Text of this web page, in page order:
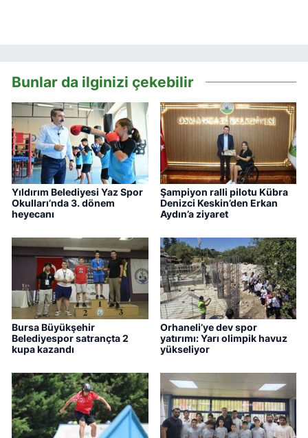
Bunlar da ilginizi çekebilir
Yıldırım Belediyesi Yaz Spor
Okulları’nda 3. dönem
heyecanı
Şampiyon ralli pilotu Kübra
Denizci Keskin’den Erkan
Aydın’a ziyaret
Bursa Büyükşehir
Belediyespor satrançta 2
kupa kazandı
Orhaneli’ye dev spor
yatırımı: Yarı olimpik havuz
yükseliyor